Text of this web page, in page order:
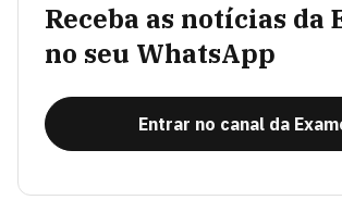
Receba as notícias da
no seu WhatsApp
Entrar no canal da